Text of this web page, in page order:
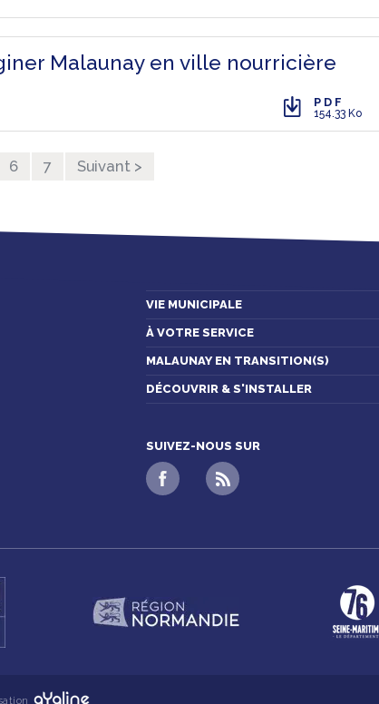
Malaunay en ville nourricière
PDF
154.33 Ko
6 7 Suivant >
VIE MUNICIPALE
À VOTRE SERVICE
MALAUNAY EN TRANSITION(S)
DÉCOUVRIR & S'INSTALLER
SUIVEZ-NOUS SUR